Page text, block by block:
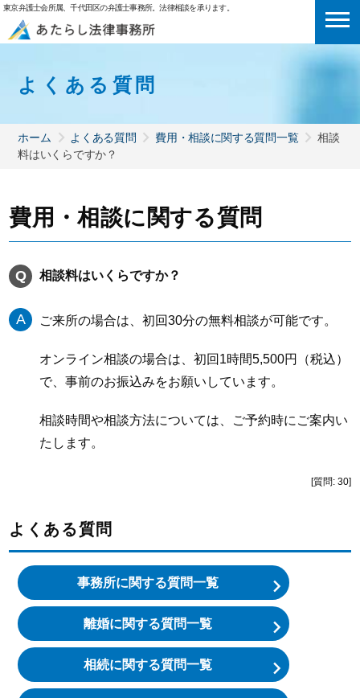
東京弁護士会所属、千代田区の弁護士事務所。法律相談を承ります。
よくある質問
ホーム よくある質問 費用・相談に関する質問一覧
相談
料はいくらですか？
費用・相談に関する質問
相談料はいくらですか？
ご来所の場合は、初回30分の無料相談が可能です。
オンライン相談の場合は、初回1時間5,500円（税込）
で、事前のお振込みをお願いしています。
相談時間や相談方法については、ご予約時にご案内い
たします。
[質問: 30]
よくある質問
事務所に関する質問一覧
離婚に関する質問一覧
相続に関する質問一覧